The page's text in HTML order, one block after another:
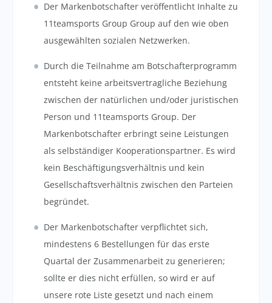
Der Markenbotschafter veröffentlicht Inhalte zu
11teamsports Group Group auf den wie oben
ausgewählten sozialen Netzwerken.
Durch die Teilnahme am Botschafterprogramm
entsteht keine arbeitsvertragliche Beziehung
zwischen der natürlichen und/oder juristischen
Person und 11teamsports Group. Der
Markenbotschafter erbringt seine Leistungen
als selbständiger Kooperationspartner. Es wird
kein Beschäftigungsverhältnis und kein
Gesellschaftsverhältnis zwischen den Parteien
begründet.
Der Markenbotschafter verpflichtet sich,
mindestens 6 Bestellungen für das erste
Quartal der Zusammenarbeit zu generieren;
sollte er dies nicht erfüllen, so wird er auf
unsere rote Liste gesetzt und nach einem